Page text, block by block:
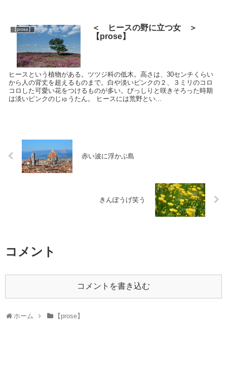
【prose】
＜ ヒースの野に立つ女 ＞
【prose】
ヒースという植物がある。ツツジ科の低木。高さは、30センチくらい
から人の背丈を超えるものまで。白や淡いピンクの２、３ミリのコロ
コロした可愛い花をつけるものが多い。びっしりと咲きそろった時期
は淡いピンクのじゅうたん。 ヒースには荒野とい...
赤い波に浮かぶ島
きんぽうげ笑う
コメント
コメントを書き込む
ホーム 【prose】